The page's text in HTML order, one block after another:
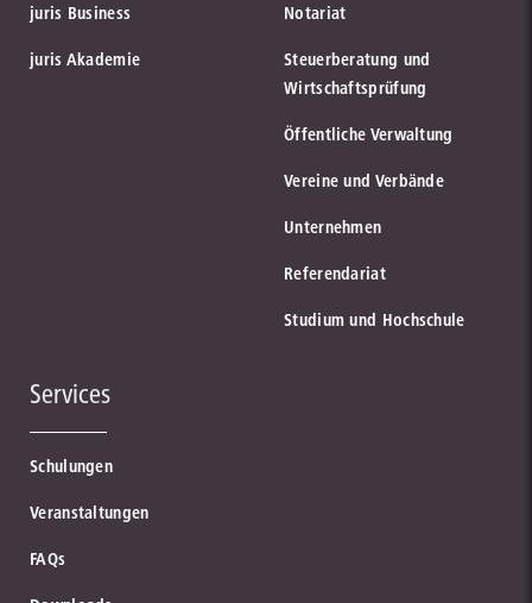
juris Business
juris Akademie
Notariat
Steuerberatung und
Wirtschaftsprüfung
Öffentliche Verwaltung
Vereine und Verbände
Unternehmen
Referendariat
Studium und Hochschule
Services
Schulungen
Veranstaltungen
FAQs